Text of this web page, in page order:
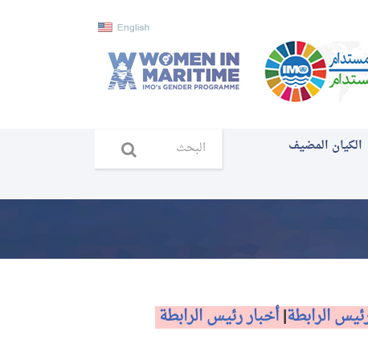
الكيان المضيف
الرابطة|أخبار رئيس الرابطة